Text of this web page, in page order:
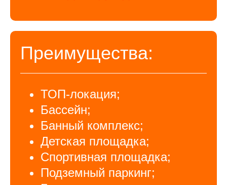
Преимущества:
ТОП-локация;
Бассейн;
Банный комплекс;
Детская площадка;
Спортивная площадка;
Подземный паркинг;